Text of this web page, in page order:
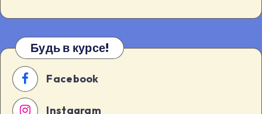
Будь в курсе!
Facebook
Instagram